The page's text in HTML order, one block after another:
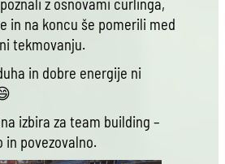
z osnovami curlinga,
in na koncu še pomerili med
tekmovanju.
in dobre energije ni
izbira za team building –
in povezovalno.